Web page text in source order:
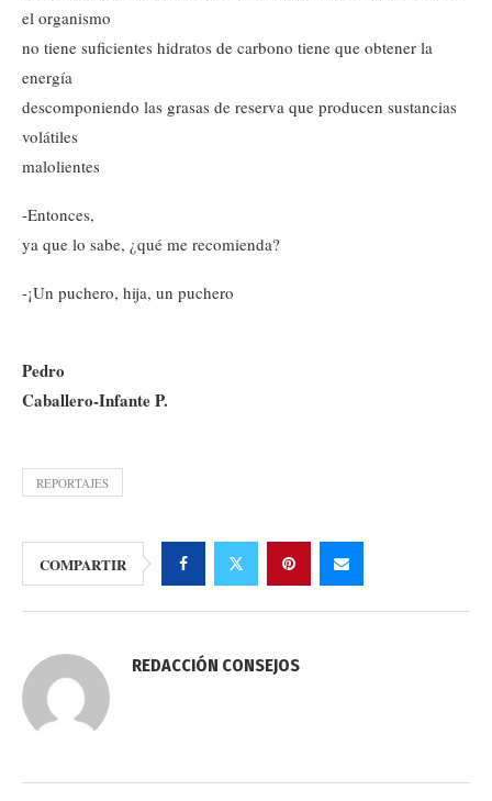
el organismo
no tiene suficientes hidratos de carbono tiene que obtener la
energía
descomponiendo las grasas de reserva que producen sustancias
volátiles
malolientes
-Entonces,
ya que lo sabe, ¿qué me recomienda?
-¡Un puchero, hija, un puchero
Pedro
Caballero-Infante P.
REPORTAJES
COMPARTIR
REDACCIÓN CONSEJOS